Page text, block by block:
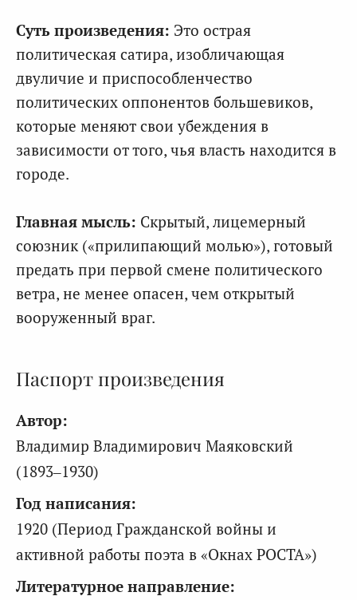
Суть произведения: Это острая
политическая сатира, изобличающая
двуличие и приспособленчество
политических оппонентов большевиков,
которые меняют свои убеждения в
зависимости от того, чья власть находится в
городе.
Главная мысль: Скрытый, лицемерный
союзник («прилипающий молью»), готовый
предать при первой смене политического
ветра, не менее опасен, чем открытый
вооруженный враг.
Паспорт произведения
Автор:
Владимир Владимирович Маяковский
(1893–1930)
Год написания:
1920 (Период Гражданской войны и
активной работы поэта в «Окнах РОСТА»)
Литературное направление: